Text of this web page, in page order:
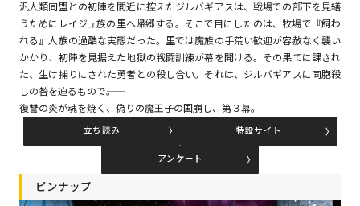
閉じる
汎人類同盟との初陣を間近に控えたジルバギアスは、戦場での部下を見繕
うためにレイジュ族の里へ帰郷する。そこで目にしたのは、牧場で『飼わ
れる』人族の過酷な実態だった。里では魔族の手荒い歓迎が容赦なく襲い
かかり、初陣を見据えた地獄の戦闘訓練が幕を開ける。その果てに課され
た、生け捕りにされた勇者との殺し合い。それは、ジルバギアスに同胞殺
しの咎を迫るもので――。
復讐の炎が魂を焼く、偽りの魔王子の国崩し、第３幕。
立ち読み 特設サイト
アンケート
ピンナップ